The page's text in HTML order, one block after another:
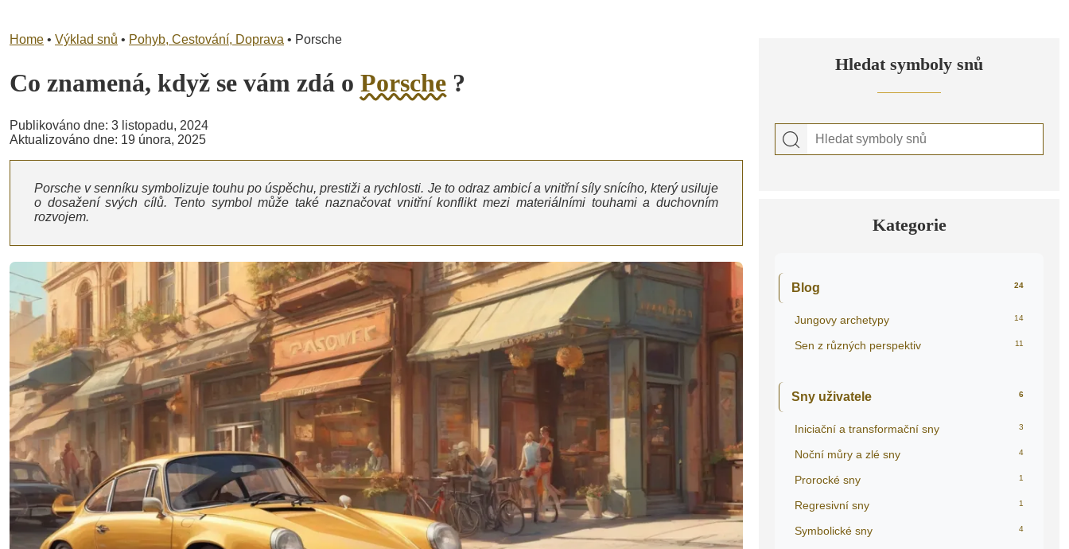
Home • Výklad snů • Pohyb, Cestování, Doprava • Porsche
Co znamená, když se vám zdá o Porsche ?
Publikováno dne: 3 listopadu, 2024
Aktualizováno dne: 19 února, 2025
Porsche v senníku symbolizuje touhu po úspěchu, prestiži a rychlosti. Je to odraz ambicí a vnitřní síly snícího, který usiluje
o dosažení svých cílů. Tento symbol může také naznačovat vnitřní konflikt mezi materiálními touhami a duchovním
rozvojem.
Hledat symboly snů
Kategorie
Blog 24
Jungovy archetypy 14
Sen z různých perspektiv 11
Sny uživatele 6
Iniciační a transformační sny 3
Noční můry a zlé sny 4
Prorocké sny 1
Regresivní sny 1
Symbolické sny 4